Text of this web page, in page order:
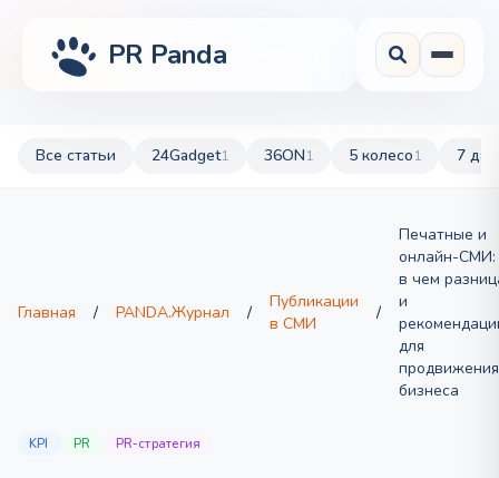
PR Panda
Все статьи 24Gadget1 36ON1 5 колесо1 7 дач
Главная / PANDA.Журнал /
Публикации
в СМИ
/
Печатные и
онлайн-СМИ:
в чем
и
для
продвижения
бизнеса
KPI PR PR-стратегия